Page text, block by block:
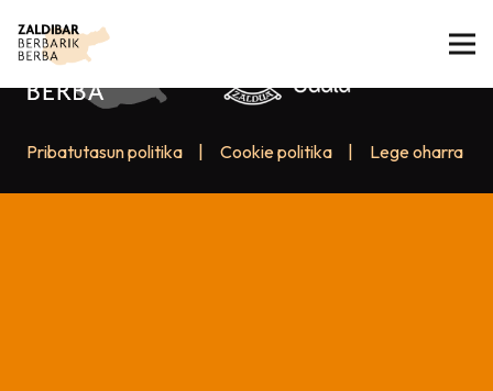
Pribatutasun politika Cookie politika Lege oharra